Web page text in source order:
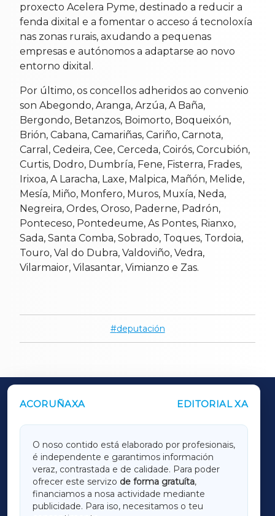
proxecto Acelera Pyme, destinado a reducir a
fenda dixital e a fomentar o acceso á tecnoloxía
nas zonas rurais, axudando a pequenas
empresas e autónomos a adaptarse ao novo
entorno dixital.
Por último, os concellos adheridos ao convenio
son Abegondo, Aranga, Arzúa, A Baña,
Bergondo, Betanzos, Boimorto, Boqueixón,
Brión, Cabana, Camariñas, Cariño, Carnota,
Carral, Cedeira, Cee, Cerceda, Coirós, Corcubión,
Curtis, Dodro, Dumbría, Fene, Fisterra, Frades,
Irixoa, A Laracha, Laxe, Malpica, Mañón, Melide,
Mesía, Miño, Monfero, Muros, Muxía, Neda,
Negreira, Ordes, Oroso, Paderne, Padrón,
Ponteceso, Pontedeume, As Pontes, Rianxo,
Sada, Santa Comba, Sobrado, Toques, Tordoia,
Touro, Val do Dubra, Valdoviño, Vedra,
Vilarmaior, Vilasantar, Vimianzo e Zas.
deputación
ACORUÑAXA EDITORIAL XA
O noso contido está elaborado por profesionais,
é independente e garantimos información
veraz, contrastada e de calidade. Para poder
ofrecer este servizo de forma gratuíta,
financiamos a nosa actividade mediante
publicidade. Para iso, necesitamos o teu
OUTROS PERIÓDICOS
LUGOXA
TERRACHAXA